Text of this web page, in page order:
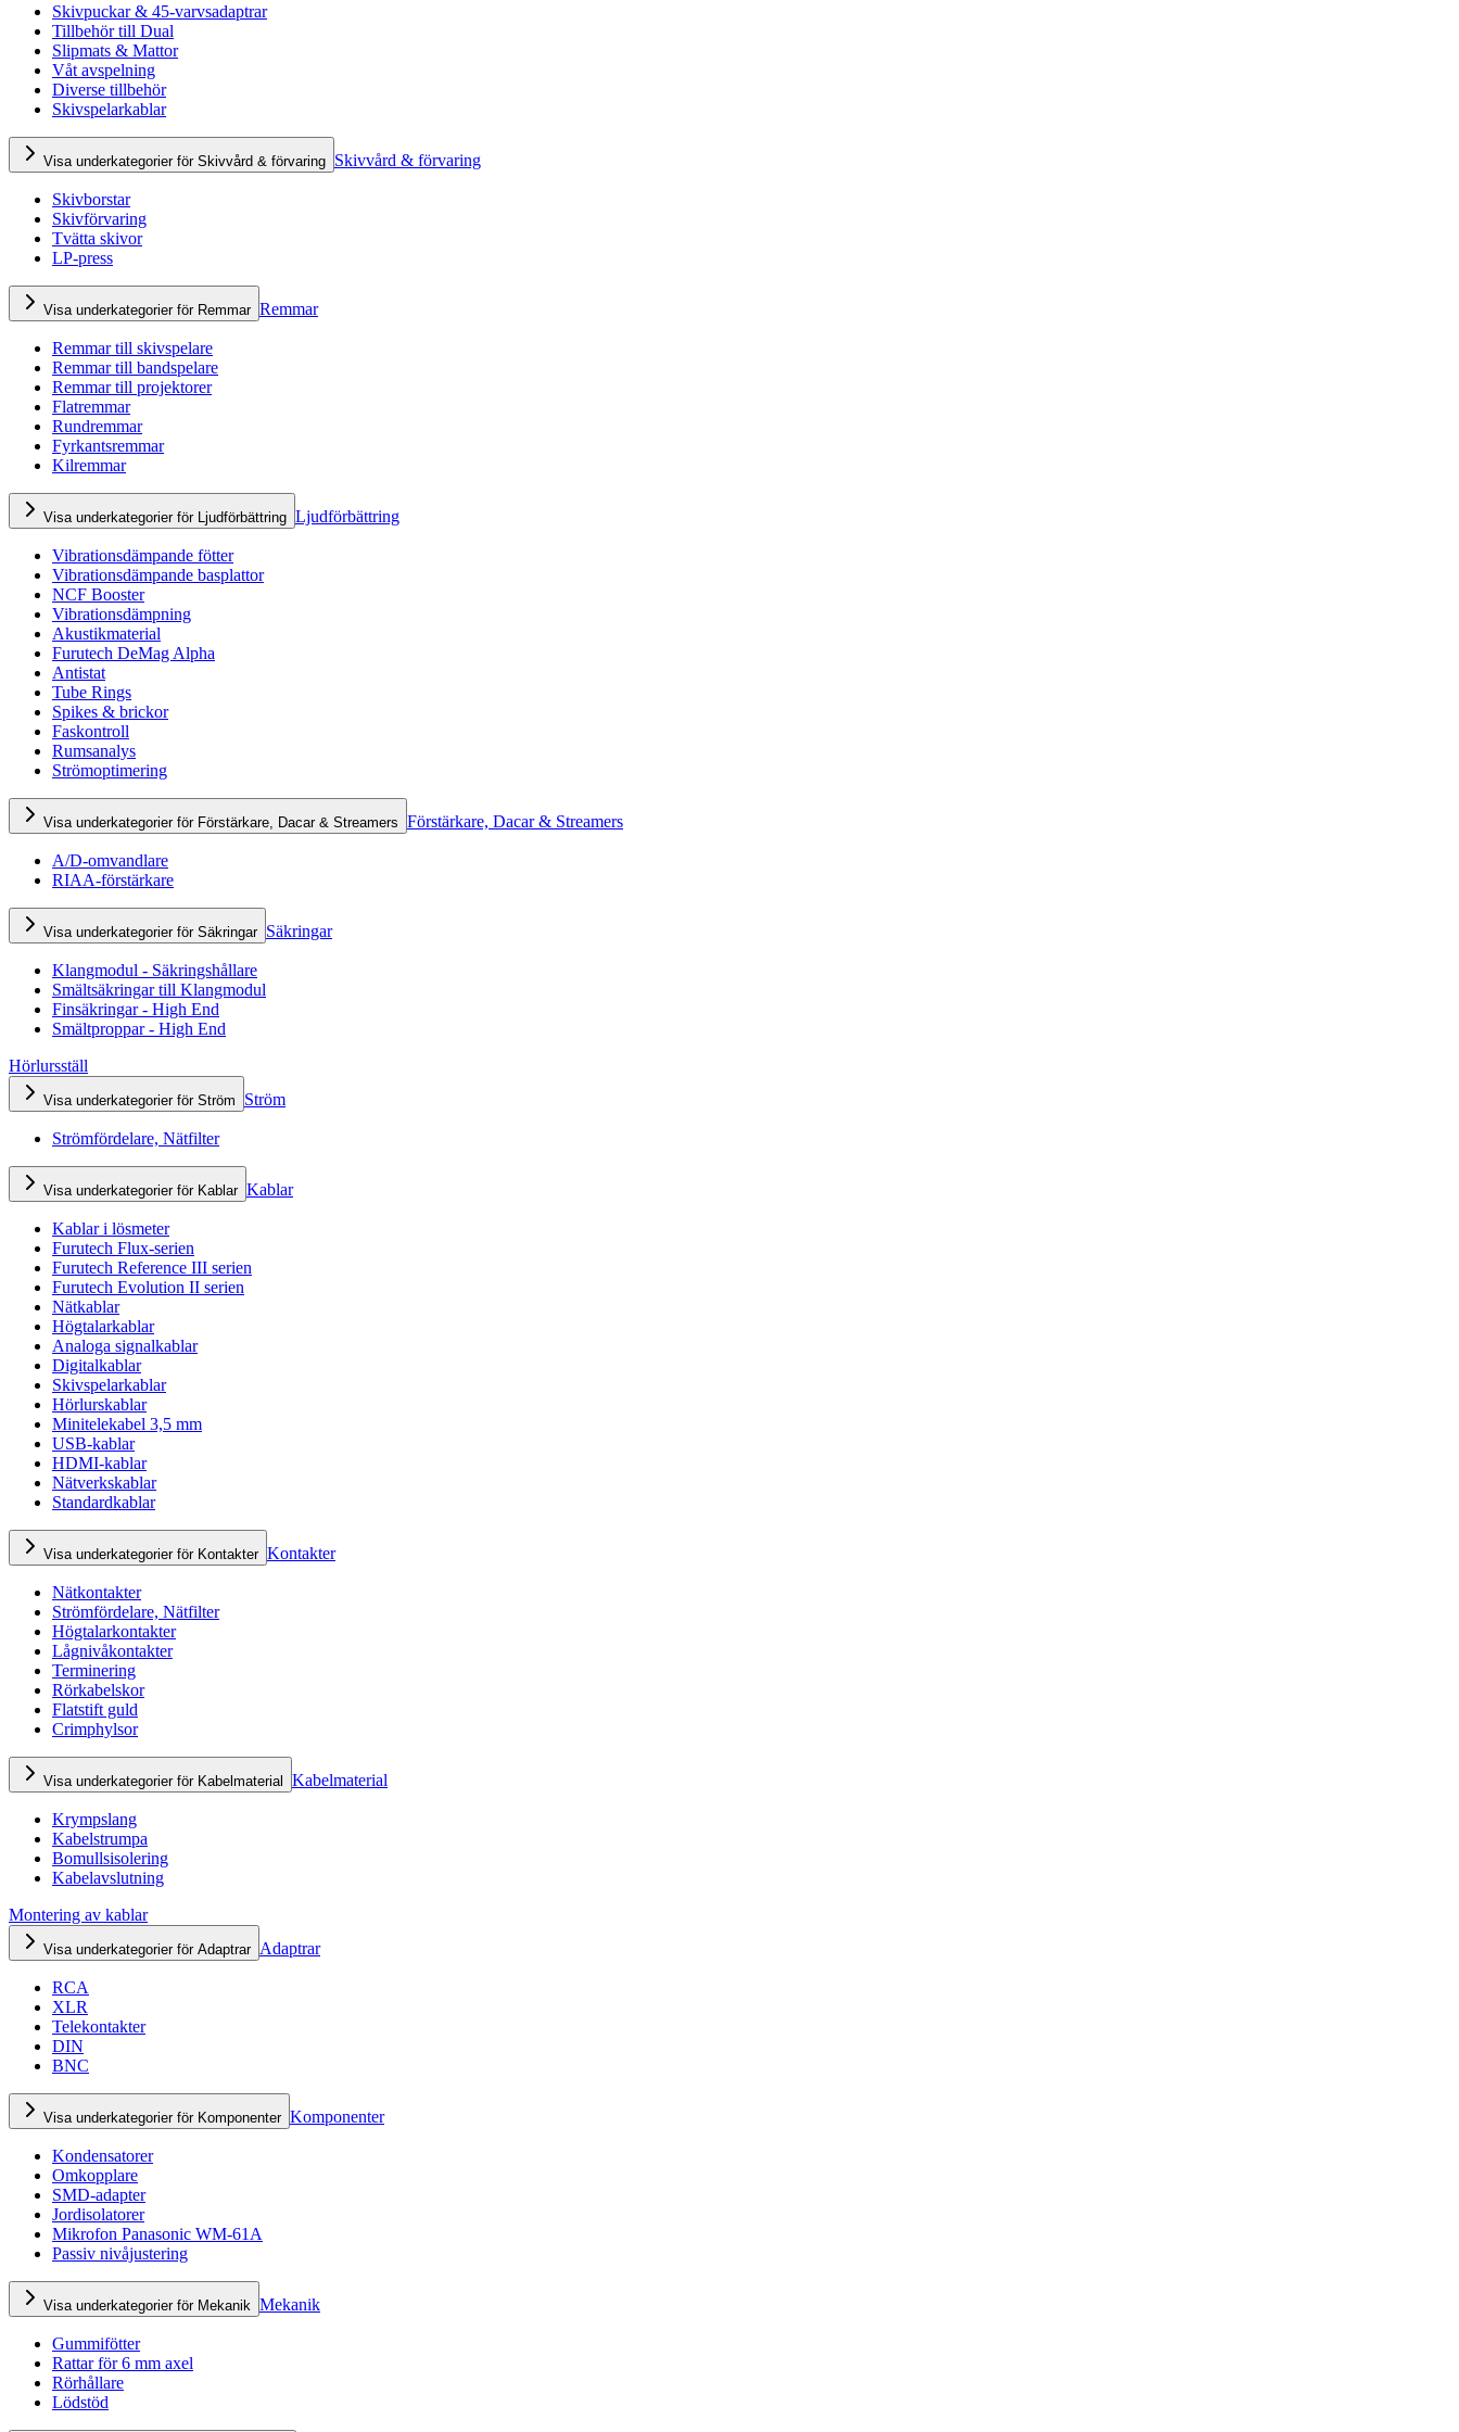
Skivpuckar & 45-varvsadaptrar
Tillbehör till Dual
Slipmats & Mattor
Våt avspelning
Diverse tillbehör
Skivspelarkablar
Visa underkategorier för Skivvård & förvaring Skivvård & förvaring
Skivborstar
Skivförvaring
Tvätta skivor
LP-press
Visa underkategorier för Remmar Remmar
Remmar till skivspelare
Remmar till bandspelare
Remmar till projektorer
Flatremmar
Rundremmar
Fyrkantsremmar
Kilremmar
Visa underkategorier för Ljudförbättring Ljudförbättring
Vibrationsdämpande fötter
Vibrationsdämpande basplattor
NCF Booster
Vibrationsdämpning
Akustikmaterial
Furutech DeMag Alpha
Antistat
Tube Rings
Spikes & brickor
Faskontroll
Rumsanalys
Strömoptimering
Visa underkategorier för Förstärkare, Dacar & Streamers Förstärkare, Dacar & Streamers
A/D-omvandlare
RIAA-förstärkare
Visa underkategorier för Säkringar Säkringar
Klangmodul - Säkringshållare
Smältsäkringar till Klangmodul
Finsäkringar - High End
Smältproppar - High End
Hörlursställ
Visa underkategorier för Ström Ström
Strömfördelare, Nätfilter
Visa underkategorier för Kablar Kablar
Kablar i lösmeter
Furutech Flux-serien
Furutech Reference III serien
Furutech Evolution II serien
Nätkablar
Högtalarkablar
Analoga signalkablar
Digitalkablar
Skivspelarkablar
Hörlurskablar
Minitelekabel 3,5 mm
USB-kablar
HDMI-kablar
Nätverkskablar
Standardkablar
Visa underkategorier för Kontakter Kontakter
Nätkontakter
Strömfördelare, Nätfilter
Högtalarkontakter
Lågnivåkontakter
Terminering
Rörkabelskor
Flatstift guld
Crimphylsor
Visa underkategorier för Kabelmaterial Kabelmaterial
Krympslang
Kabelstrumpa
Bomullsisolering
Kabelavslutning
Montering av kablar
Visa underkategorier för Adaptrar Adaptrar
RCA
XLR
Telekontakter
DIN
BNC
Visa underkategorier för Komponenter Komponenter
Kondensatorer
Omkopplare
SMD-adapter
Jordisolatorer
Mikrofon Panasonic WM-61A
Passiv nivåjustering
Visa underkategorier för Mekanik Mekanik
Gummifötter
Rattar för 6 mm axel
Rörhållare
Lödstöd